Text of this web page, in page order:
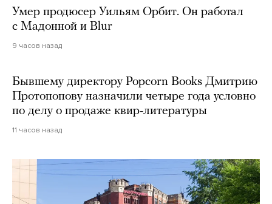
Умер продюсер Уильям Орбит. Он работал
с Мадонной и Blur
9 часов назад
Бывшему директору Popcorn Books Дмитрию
Протопопову назначили четыре года условно
по делу о продаже квир-литературы
11 часов назад